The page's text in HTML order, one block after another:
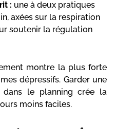
: une à deux pratiques
axées sur la respiration
soutenir la régulation
montre la plus forte
dépressifs. Garder une
le planning crée la
moins faciles.